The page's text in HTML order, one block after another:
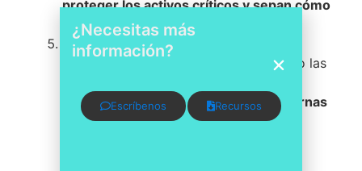
proteger los activos críticos y sepan cómo
hacerlo correctamente
Realizar auditorías internas:
asegurarse de que se están cumpliendo las
recomendable realizar auditorías internas
periódicas.Estas auditorías permitirán
¿Necesitas más
información?
Escríbenos Recursos